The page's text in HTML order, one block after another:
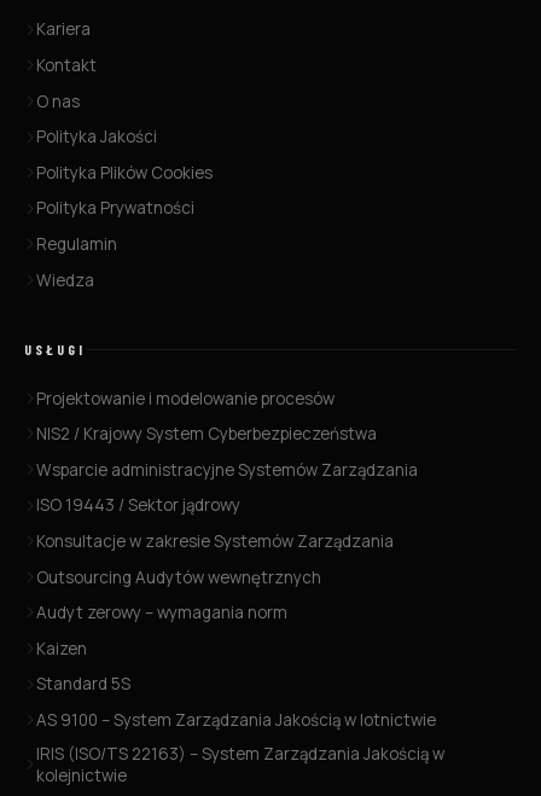
Kariera
Kontakt
O nas
Polityka Jakości
Polityka Plików Cookies
Polityka Prywatności
Regulamin
Wiedza
USŁUGI
Projektowanie i modelowanie procesów
NIS2 / Krajowy System Cyberbezpieczeństwa
Wsparcie administracyjne Systemów Zarządzania
ISO 19443 / Sektor jądrowy
Konsultacje w zakresie Systemów Zarządzania
Outsourcing Audytów wewnętrznych
Audyt zerowy – wymagania norm
Kaizen
Standard 5S
AS 9100 – System Zarządzania Jakością w lotnictwie
IRIS (ISO/TS 22163) – System Zarządzania Jakością w
kolejnictwie